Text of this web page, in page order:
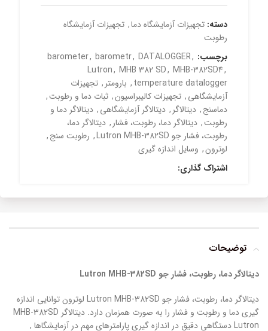
دسته: تجهیزات آزمایشگاه دما, تجهیزات آزمایشگاه
رطوبت
برچسب:
barometer, barometr, DATALOGGER,
Lutron, MHB 382 SD, MHB-382SD4,
temperature datalogger
, بارومتر , تجهیزات
آزمایشگاهی, تجهیزات کالیبراسیون, ثبات دما و رطوبت,
دماسنج, دیتالاگر , دیتالاگر آزمایشگاهی, دیتالاگر دما و
رطوبت, دیتالاگر دما، رطوبت، فشار, دیتالاگر دما،
رطوبت، فشار جو Lutron MHB-382SD
, رطوبت سنج,
لوترون, وسایل اندازه گیری
اشتراک گذاری:
توضیحات
دیتالاگر دما، رطوبت، فشار جو Lutron MHB-382SD
دیتالاگر دما، رطوبت، فشار جو Lutron MHB-382SD لوترون توانایی اندازه
گیری دما و رطوبت و فشار را به صورت همزمان دارد. دیتالاگر MHB-382SD
Lutron دستگاهی دقیق در اندازه گیری پارامترهای مهم در آزمایشگاها ,